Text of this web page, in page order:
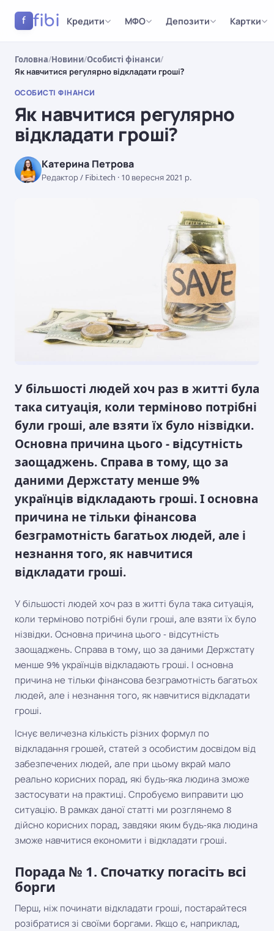
f fibi Кредити МФО Депозити Картки
Головна/Новини/Особисті фінанси/
Як навчитися регулярно відкладати гроші?
ОСОБИСТІ ФІНАНСИ
Як навчитися регулярно
відкладати гроші?
Катерина Петрова
Редактор / Fibi.tech · 10 вересня 2021 р.
У більшості людей хоч раз в житті була
така ситуація, коли терміново потрібні
були гроші, але взяти їх було нізвідки.
Основна причина цього - відсутність
заощаджень. Справа в тому, що за
даними Держстату менше 9%
українців відкладають гроші. І основна
причина не тільки фінансова
безграмотність багатьох людей, але і
незнання того, як навчитися
відкладати гроші.
У більшості людей хоч раз в житті була така ситуація,
коли терміново потрібні були гроші, але взяти їх було
нізвідки. Основна причина цього - відсутність
заощаджень. Справа в тому, що за даними Держстату
менше 9% українців відкладають гроші. І основна
причина не тільки фінансова безграмотність багатьох
людей, але і незнання того, як навчитися відкладати
гроші.
Існує величезна кількість різних формул по
відкладання грошей, статей з особистим досвідом від
забезпечених людей, але при цьому вкрай мало
реально корисних порад, які будь-яка людина зможе
застосувати на практиці. Спробуємо виправити цю
ситуацію. В рамках даної статті ми розглянемо 8
дійсно корисних порад, завдяки яким будь-яка людина
зможе навчитися економити і відкладати гроші.
Порада № 1. Спочатку погасіть всі
борги
Перш, ніж починати відкладати гроші, постарайтеся
розібратися зі своїми боргами. Якщо є, наприклад,